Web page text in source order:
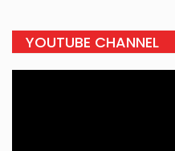
YOUTUBE CHANNEL